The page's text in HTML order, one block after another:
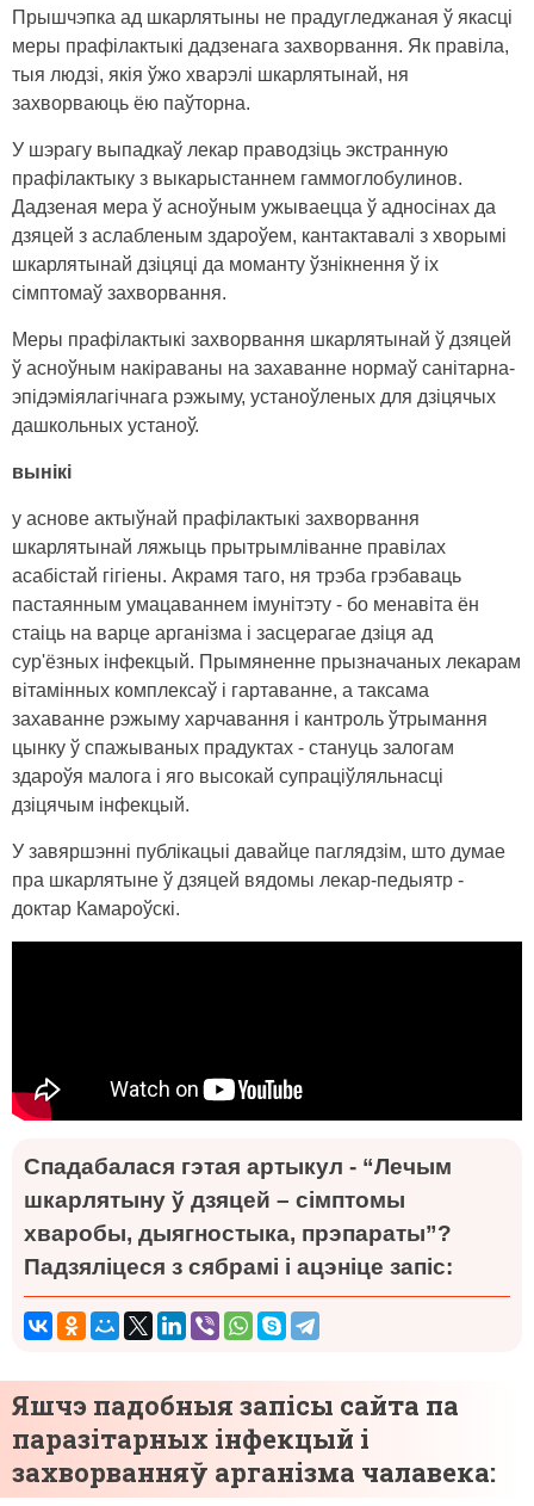
Прышчэпка ад шкарлятыны не прадугледжаная ў якасці
меры прафілактыкі дадзенага захворвання. Як правіла,
тыя людзі, якія ўжо хварэлі шкарлятынай, ня
захворваюць ёю паўторна.
У шэрагу выпадкаў лекар праводзіць экстранную
прафілактыку з выкарыстаннем гаммоглобулинов.
Дадзеная мера ў асноўным ужываецца ў адносінах да
дзяцей з аслабленым здароўем, кантактавалі з хворымі
шкарлятынай дзіцяці да моманту ўзнікнення ў іх
сімптомаў захворвання.
Меры прафілактыкі захворвання шкарлятынай ў дзяцей
ў асноўным накіраваны на захаванне нормаў санітарна-
эпідэміялагічнага рэжыму, устаноўленых для дзіцячых
дашкольных устаноў.
вынікі
у аснове актыўнай прафілактыкі захворвання
шкарлятынай ляжыць прытрымліванне правілах
асабістай гігіены. Акрамя таго, ня трэба грэбаваць
пастаянным умацаваннем імунітэту - бо менавіта ён
стаіць на варце арганізма і засцерагае дзіця ад
сур'ёзных інфекцый. Прымяненне прызначаных лекарам
вітамінных комплексаў і гартаванне, а таксама
захаванне рэжыму харчавання і кантроль ўтрымання
цынку ў спажываных прадуктах - стануць залогам
здароўя малога і яго высокай супраціўляльнасці
дзіцячым інфекцый.
У завяршэнні публікацыі давайце паглядзім, што думае
пра шкарлятыне ў дзяцей вядомы лекар-педыятр -
доктар Камароўскі.
Спадабалася гэтая артыкул - “Лечым
шкарлятыну ў дзяцей – сімптомы
хваробы, дыягностыка, прэпараты”?
Падзяліцеся з сябрамі і ацэніце запіс:
Яшчэ падобныя запісы сайта па
паразітарных інфекцый і
захворванняў арганізма чалавека: